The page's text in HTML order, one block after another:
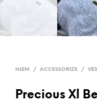
HJEM / ACCESSORIZE /
Precious Xl